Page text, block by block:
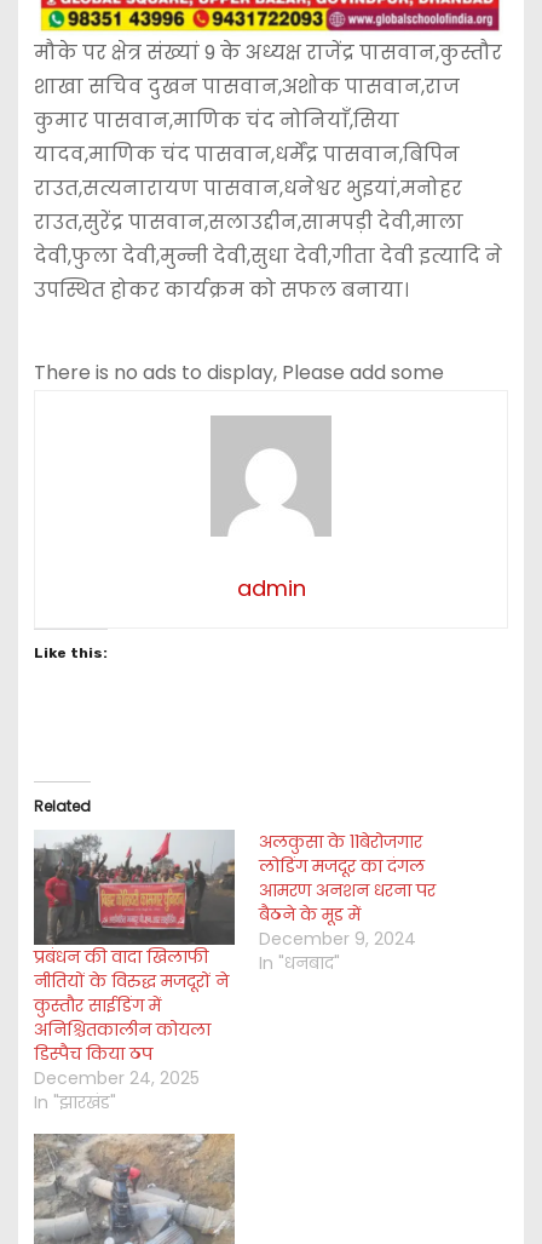
मौके पर क्षेत्र संख्यां 9 के अध्यक्ष राजेंद्र पासवान,कुस्तौर
शाखा सचिव दुखन पासवान,अशोक पासवान,राज
कुमार पासवान,माणिक चंद नोनियाँ,सिया
यादव,माणिक चंद पासवान,धर्मेंद्र पासवान,बिपिन
राउत,सत्यनारायण पासवान,धनेश्वर भुइयां,मनोहर
राउत,सुरेंद्र पासवान,सलाउद्दीन,सामपड़ी देवी,माला
देवी,फुला देवी,मुन्नी देवी,सुधा देवी,गीता देवी इत्यादि ने
उपस्थित होकर कार्यक्रम को सफल बनाया।
There is no ads to display, Please add some
admin
Like this:
Related
प्रबंधन की वादा खिलाफी
नीतियों के विरुद्ध मजदूरों ने
कुस्तौर साईडिंग में
अनिश्चितकालीन कोयला
डिस्पैच किया ठप
December 24, 2025
In "झारखंड"
अलकुसा के 11बेरोजगार
लोडिंग मजदूर का दंगल
आमरण अनशन धरना पर
बैठने के मूड में
December 9, 2024
In "धनबाद"